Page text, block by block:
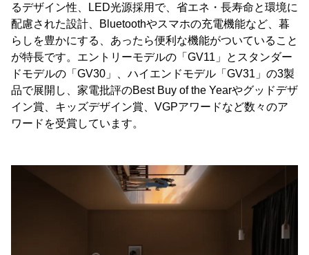
るデザイン性、LED光源採用で、省エネ・長寿命と環境に
配慮された設計、Bluetoothやスマホの充電機能など、暮
らしを豊かにする、あったら便利な機能がついていること
が特長です。エントリーモデルの「GV11」とスタンダー
ドモデルの「GV30」、ハイエンドモデル「GV31」の3製
品で展開し、家電批評のBest Buy of the Yearやグッドデザ
イン賞、キッズデザイン賞、VGPアワードなど数々のア
ワードを受賞しています。